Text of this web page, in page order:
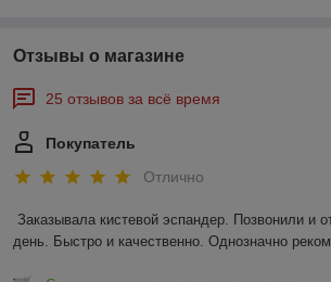
Отзывы о магазине
25 отзывов за всё время
Покупатель
Отлично
Заказывала кистевой эспандер. Позвонили и
день. Быстро и качественно. Однозначно